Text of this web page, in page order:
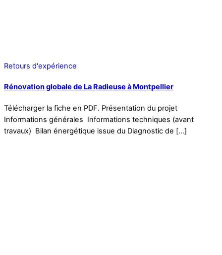
Retours d'expérience
Rénovation globale de La Radieuse à Montpellier
Télécharger la fiche en PDF. Présentation du projet
Informations générales Informations techniques (avant
travaux) Bilan énergétique issue du Diagnostic de […]